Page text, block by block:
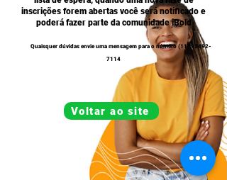
inscrições forem abertas você será notificado e
poderá fazer parte da comunidade iBold
Quaisquer dúvidas envie uma mensagem para o número(11) 93492-
7114
Voltar ao site